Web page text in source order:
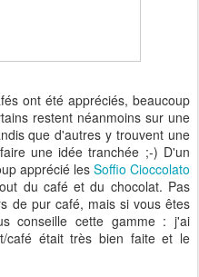
ont été appréciés, beaucoup
restent néanmoins sur une
que d'autres y trouvent une
une idée tranchée ;-) D'un
apprécié les Soffio Cioccolato
du café et du chocolat. Pas
de pur café, mais si vous êtes
conseille cette gamme : j'ai
café était très bien faite et le